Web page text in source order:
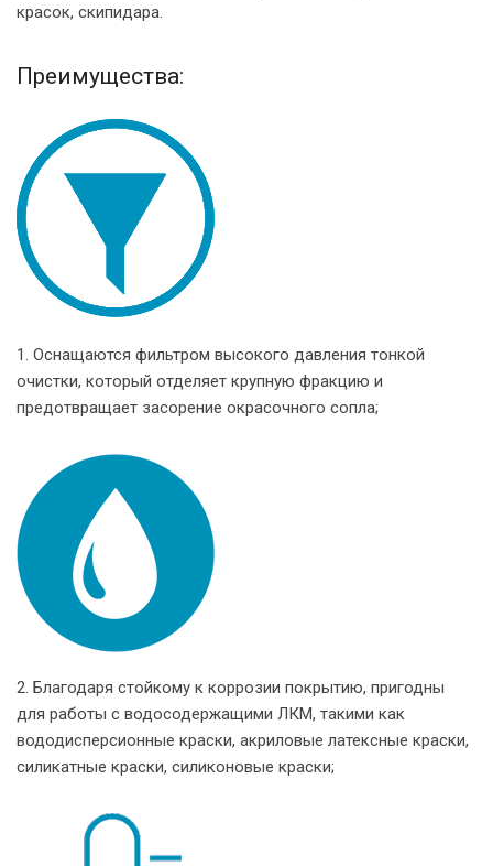
красок, скипидара.
Преимущества:
1. Оснащаются фильтром высокого давления тонкой
очистки, который отделяет крупную фракцию и
предотвращает засорение окрасочного сопла;
2. Благодаря стойкому к коррозии покрытию, пригодны
для работы с водосодержащими ЛКМ, такими как
вододисперсионные краски, акриловые латексные краски,
силикатные краски, силиконовые краски;